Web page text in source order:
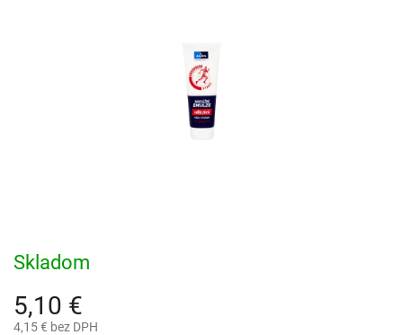
5,10 €
4,15 € bez DPH
Skladom